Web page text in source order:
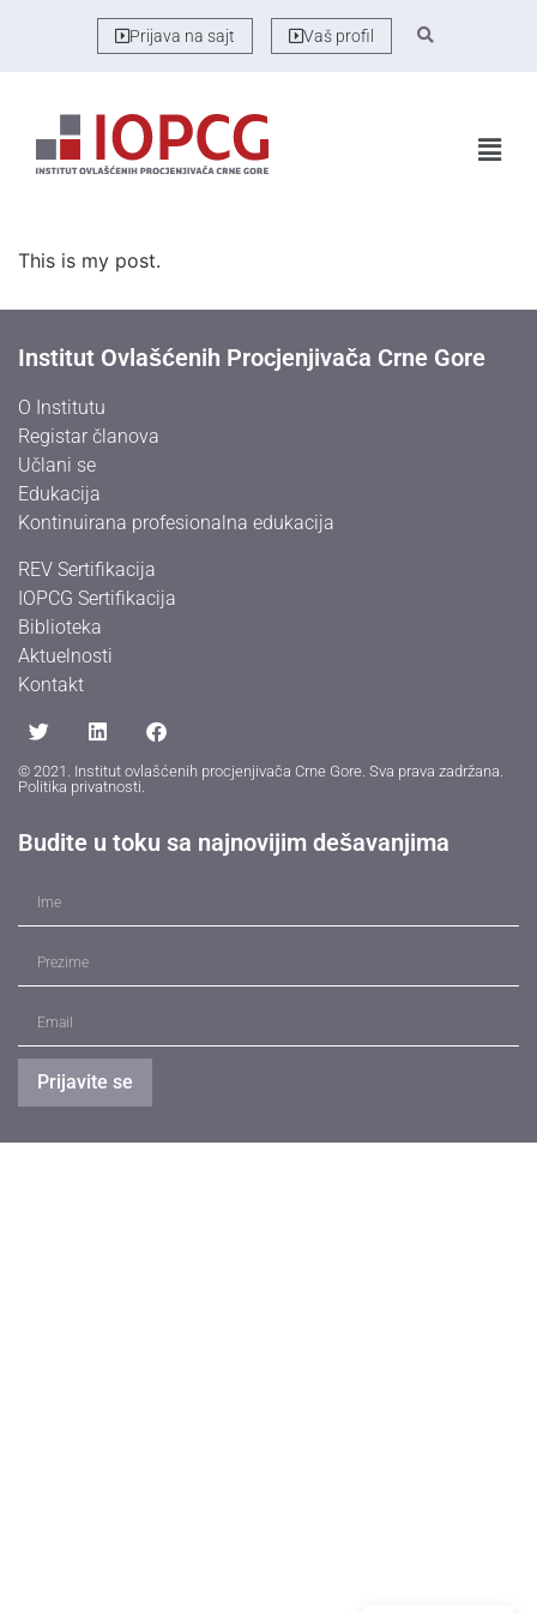
Prijava na sajt Vaš profil
This is my post.
Institut Ovlašćenih Procjenjivača Crne Gore
O Institutu
Registar članova
Učlani se
Edukacija
Kontinuirana profesionalna edukacija
REV Sertifikacija
IOPCG Sertifikacija
Biblioteka
Aktuelnosti
Kontakt
© 2021. Institut ovlašćenih procjenjivača Crne Gore. Sva prava zadržana.
Politika privatnosti.
Budite u toku sa najnovijim dešavanjima
Prijavite se